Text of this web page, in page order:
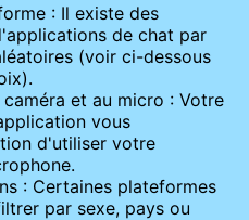
: Il existe des
de chat par
(voir ci-dessous
et au micro : Votre
vous
d'utiliser votre
: Certaines plateformes
par sexe, pays ou